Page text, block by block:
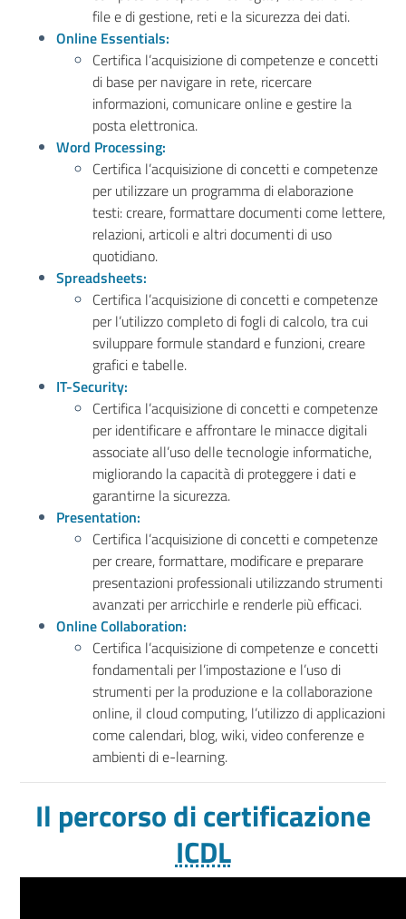
file e di gestione, reti e la sicurezza dei dati.
Online Essentials:
Certifica l’acquisizione di competenze e concetti
di base per navigare in rete, ricercare
informazioni, comunicare online e gestire la
posta elettronica.
Word Processing:
Certifica l’acquisizione di concetti e competenze
per utilizzare un programma di elaborazione
testi: creare, formattare documenti come lettere,
relazioni, articoli e altri documenti di uso
quotidiano.
Spreadsheets:
Certifica l’acquisizione di concetti e competenze
per l’utilizzo completo di fogli di calcolo, tra cui
sviluppare formule standard e funzioni, creare
grafici e tabelle.
IT-Security:
Certifica l’acquisizione di concetti e competenze
per identificare e affrontare le minacce digitali
associate all’uso delle tecnologie informatiche,
migliorando la capacità di proteggere i dati e
garantirne la sicurezza.
Presentation:
Certifica l’acquisizione di concetti e competenze
per creare, formattare, modificare e preparare
presentazioni professionali utilizzando strumenti
avanzati per arricchirle e renderle più efficaci.
Online Collaboration:
Certifica l’acquisizione di competenze e concetti
fondamentali per l’impostazione e l’uso di
strumenti per la produzione e la collaborazione
online, il cloud computing, l’utilizzo di applicazioni
come calendari, blog, wiki, video conferenze e
ambienti di e-learning.
Il percorso di certificazione
ICDL